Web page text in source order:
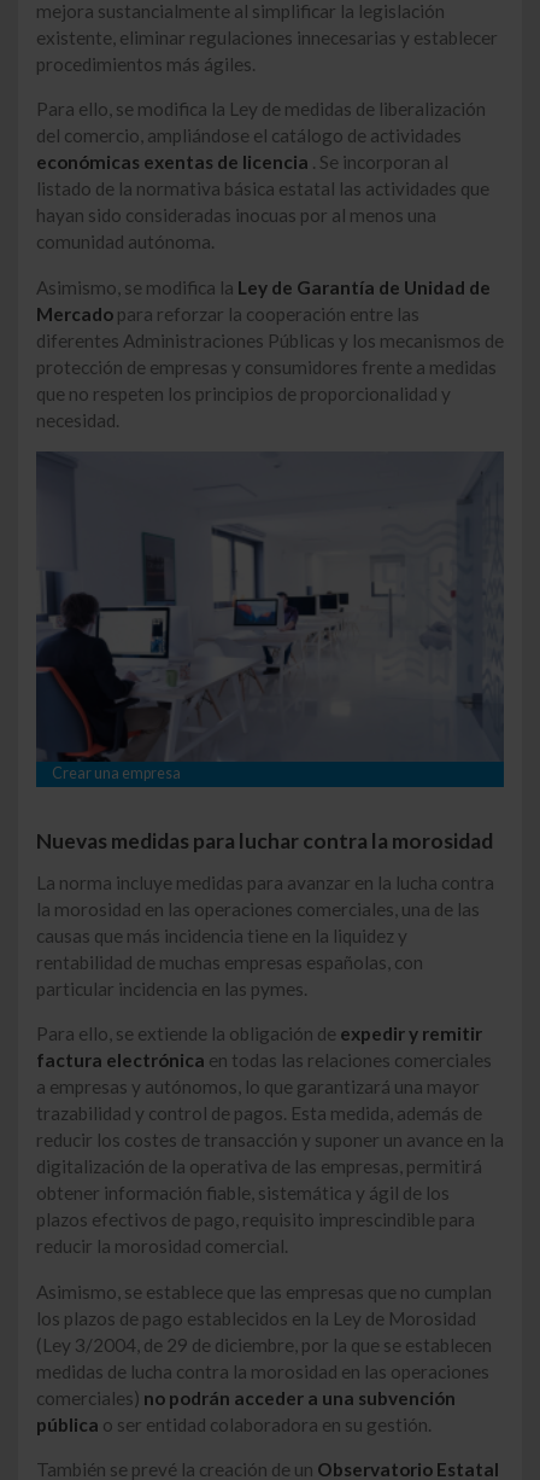
mejora sustancialmente al simplificar la legislación
existente, eliminar regulaciones innecesarias y establecer
procedimientos más ágiles.
Para ello, se modifica la Ley de medidas de liberalización
del comercio, ampliándose el catálogo de actividades
económicas exentas de licencia . Se incorporan al
listado de la normativa básica estatal las actividades que
hayan sido consideradas inocuas por al menos una
comunidad autónoma.
Asimismo, se modifica la Ley de Garantía de Unidad de
Mercado para reforzar la cooperación entre las
diferentes Administraciones Públicas y los mecanismos de
protección de empresas y consumidores frente a medidas
que no respeten los principios de proporcionalidad y
necesidad.
Crear una empresa
Nuevas medidas para luchar contra la morosidad
La norma incluye medidas para avanzar en la lucha contra
la morosidad en las operaciones comerciales, una de las
causas que más incidencia tiene en la liquidez y
rentabilidad de muchas empresas españolas, con
particular incidencia en las pymes.
Para ello, se extiende la obligación de expedir y remitir
factura electrónica en todas las relaciones comerciales
a empresas y autónomos, lo que garantizará una mayor
trazabilidad y control de pagos. Esta medida, además de
reducir los costes de transacción y suponer un avance en la
digitalización de la operativa de las empresas, permitirá
obtener información fiable, sistemática y ágil de los
plazos efectivos de pago, requisito imprescindible para
reducir la morosidad comercial.
Asimismo, se establece que las empresas que no cumplan
los plazos de pago establecidos en la Ley de Morosidad
(Ley 3/2004, de 29 de diciembre, por la que se establecen
medidas de lucha contra la morosidad en las operaciones
comerciales) no podrán acceder a una subvención
pública o ser entidad colaboradora en su gestión.
También se prevé la creación de un Observatorio Estatal